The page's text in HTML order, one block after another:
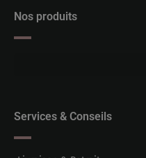
Nos produits
Services & Conseils